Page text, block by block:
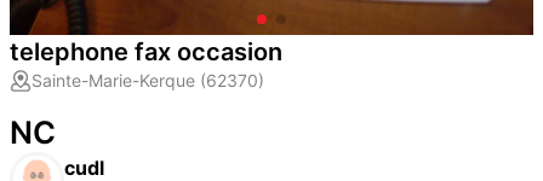
telephone fax occasion
Sainte-Marie-Kerque (62370)
NC
cudl